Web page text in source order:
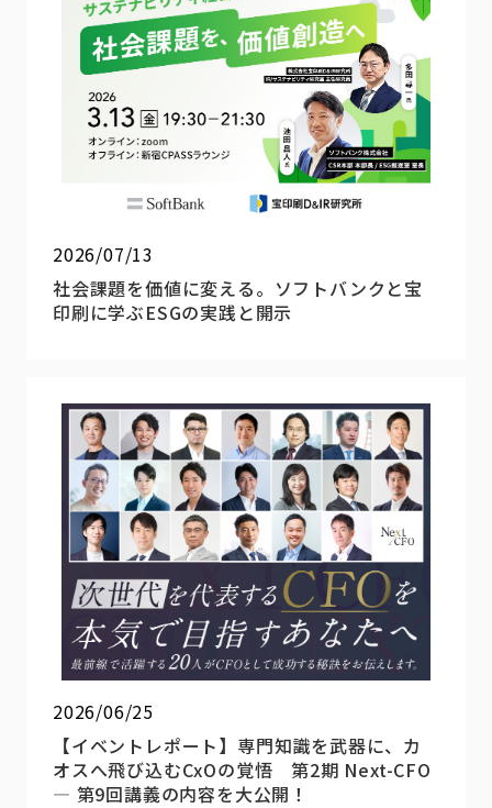
2026/07/13
社会課題を価値に変える。ソフトバンクと宝
印刷に学ぶESGの実践と開示
2026/06/25
【イベントレポート】専門知識を武器に、カ
オスへ飛び込むCxOの覚悟 第2期 Next-CFO
― 第9回講義の内容を大公開！